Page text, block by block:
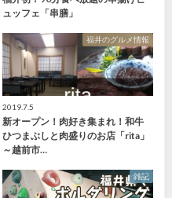
ュッフェ「串膳」
福井のグルメ情報
2019.7.5
新オープン！肉好き集まれ！和牛
ひつまぶしと肉盛りのお店「rita」
～越前市…
雑記